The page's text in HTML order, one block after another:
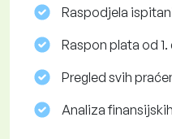
Raspodjela
Raspon plata od
Pregled svih
Analiza